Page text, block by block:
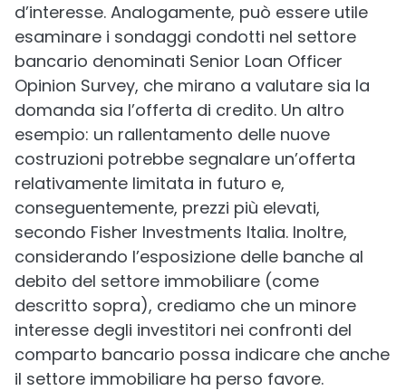
d’interesse. Analogamente, può essere utile
esaminare i sondaggi condotti nel settore
bancario denominati Senior Loan Officer
Opinion Survey, che mirano a valutare sia la
domanda sia l’offerta di credito. Un altro
esempio: un rallentamento delle nuove
costruzioni potrebbe segnalare un’offerta
relativamente limitata in futuro e,
conseguentemente, prezzi più elevati,
secondo Fisher Investments Italia. Inoltre,
considerando l’esposizione delle banche al
debito del settore immobiliare (come
descritto sopra), crediamo che un minore
interesse degli investitori nei confronti del
comparto bancario possa indicare che anche
il settore immobiliare ha perso favore.